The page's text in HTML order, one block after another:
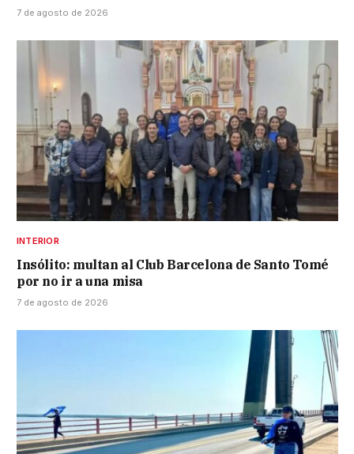
7 de agosto de 2026
INTERIOR
Insólito: multan al Club Barcelona de Santo Tomé
por no ir a una misa
7 de agosto de 2026